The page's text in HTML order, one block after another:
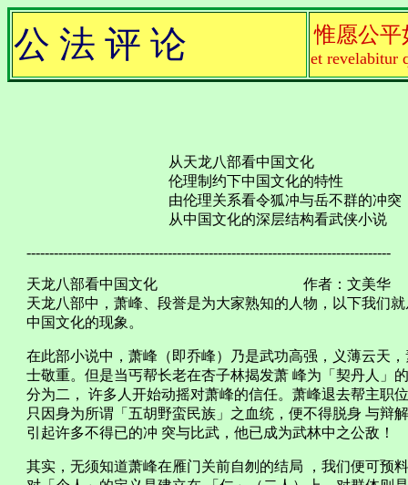
公 法 评 论 惟愿公平
et revelabitur
从天龙八部看中国文
伦理制约下中国文化的
由伦理关系看令狐冲与岳不群
从中国文化的深层结构看武
--------------------------------------------------------------------------------
天龙八部看中国文化 作者：文美华
天龙八部中，萧峰、段誉是为大家熟知的人物，以下我们
中国文化的现象。
在此部小说中，萧峰（即乔峰）乃是武功高强，义薄云天
士敬重。但是当丐帮长老在杏子林揭发萧 峰为「契丹人」
分为二， 许多人开始动摇对萧峰的信任。萧峰退去帮主
只因身为所谓「五胡野蛮民族」之血统，便不得脱身 与辩
引起许多不得已的冲 突与比武，他已成为武林中之公敌！
其实，无须知道萧峰在雁门关前自刎的结局 ，我们便可预